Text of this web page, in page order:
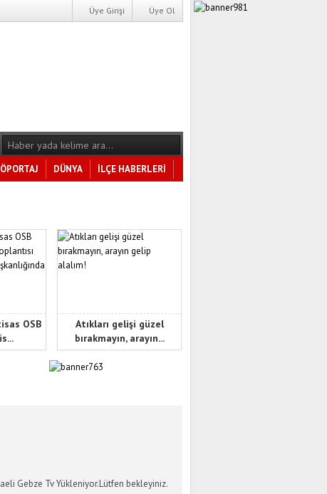
Üye Ol
Üye Girişi
DÜNYA
İLÇE HABERLERİ
OSB
Atıkları gelişi güzel
bırakmayın, arayın...
Gebze Tv Yükleniyor.Lütfen bekleyiniz.